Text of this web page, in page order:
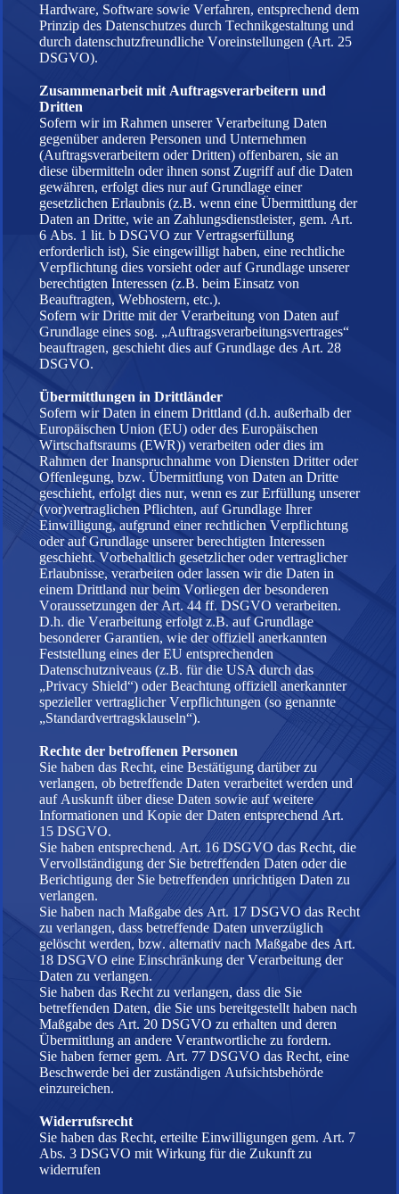
Hardware, Software sowie Verfahren, entsprechend dem
Prinzip des Datenschutzes durch Technikgestaltung und
durch datenschutzfreundliche Voreinstellungen (Art. 25
DSGVO).
Zusammenarbeit mit Auftragsverarbeitern und
Dritten
Sofern wir im Rahmen unserer Verarbeitung Daten
gegenüber anderen Personen und Unternehmen
(Auftragsverarbeitern oder Dritten) offenbaren, sie an
diese übermitteln oder ihnen sonst Zugriff auf die Daten
gewähren, erfolgt dies nur auf Grundlage einer
gesetzlichen Erlaubnis (z.B. wenn eine Übermittlung der
Daten an Dritte, wie an Zahlungsdienstleister, gem. Art.
6 Abs. 1 lit. b DSGVO zur Vertragserfüllung
erforderlich ist), Sie eingewilligt haben, eine rechtliche
Verpflichtung dies vorsieht oder auf Grundlage unserer
berechtigten Interessen (z.B. beim Einsatz von
Beauftragten, Webhostern, etc.).
Sofern wir Dritte mit der Verarbeitung von Daten auf
Grundlage eines sog. „Auftragsverarbeitungsvertrages“
beauftragen, geschieht dies auf Grundlage des Art. 28
DSGVO.
Übermittlungen in Drittländer
Sofern wir Daten in einem Drittland (d.h. außerhalb der
Europäischen Union (EU) oder des Europäischen
Wirtschaftsraums (EWR)) verarbeiten oder dies im
Rahmen der Inanspruchnahme von Diensten Dritter oder
Offenlegung, bzw. Übermittlung von Daten an Dritte
geschieht, erfolgt dies nur, wenn es zur Erfüllung unserer
(vor)vertraglichen Pflichten, auf Grundlage Ihrer
Einwilligung, aufgrund einer rechtlichen Verpflichtung
oder auf Grundlage unserer berechtigten Interessen
geschieht. Vorbehaltlich gesetzlicher oder vertraglicher
Erlaubnisse, verarbeiten oder lassen wir die Daten in
einem Drittland nur beim Vorliegen der besonderen
Voraussetzungen der Art. 44 ff. DSGVO verarbeiten.
D.h. die Verarbeitung erfolgt z.B. auf Grundlage
besonderer Garantien, wie der offiziell anerkannten
Feststellung eines der EU entsprechenden
Datenschutzniveaus (z.B. für die USA durch das
„Privacy Shield“) oder Beachtung offiziell anerkannter
spezieller vertraglicher Verpflichtungen (so genannte
„Standardvertragsklauseln“).
Rechte der betroffenen Personen
Sie haben das Recht, eine Bestätigung darüber zu
verlangen, ob betreffende Daten verarbeitet werden und
auf Auskunft über diese Daten sowie auf weitere
Informationen und Kopie der Daten entsprechend Art.
15 DSGVO.
Sie haben entsprechend. Art. 16 DSGVO das Recht, die
Vervollständigung der Sie betreffenden Daten oder die
Berichtigung der Sie betreffenden unrichtigen Daten zu
verlangen.
Sie haben nach Maßgabe des Art. 17 DSGVO das Recht
zu verlangen, dass betreffende Daten unverzüglich
gelöscht werden, bzw. alternativ nach Maßgabe des Art.
18 DSGVO eine Einschränkung der Verarbeitung der
Daten zu verlangen.
Sie haben das Recht zu verlangen, dass die Sie
betreffenden Daten, die Sie uns bereitgestellt haben nach
Maßgabe des Art. 20 DSGVO zu erhalten und deren
Übermittlung an andere Verantwortliche zu fordern.
Sie haben ferner gem. Art. 77 DSGVO das Recht, eine
Beschwerde bei der zuständigen Aufsichtsbehörde
einzureichen.
Widerrufsrecht
Sie haben das Recht, erteilte Einwilligungen gem. Art. 7
Abs. 3 DSGVO mit Wirkung für die Zukunft zu
widerrufen